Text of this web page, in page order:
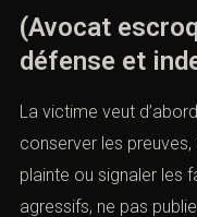
(Avocat
défense et
La victime veut
conserver les
plainte ou signaler les
agressifs, ne pas